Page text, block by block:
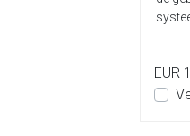
EUR